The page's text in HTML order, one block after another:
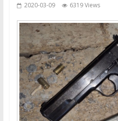
2020-03-09 6319 Views